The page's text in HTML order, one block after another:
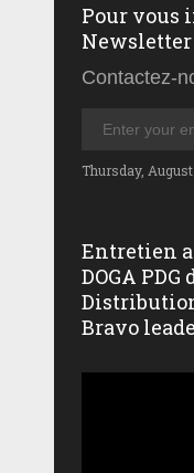
Pour vous
Newsletter
Contactez-
Thursday, August
Entretien
DOGA PDG
Bravo